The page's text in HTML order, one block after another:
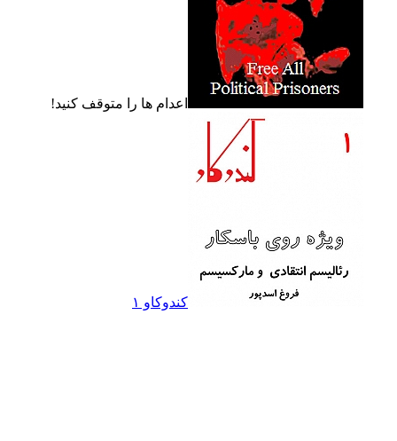
اعدام ها را متوقف کنيد!
کندوکاو ۱